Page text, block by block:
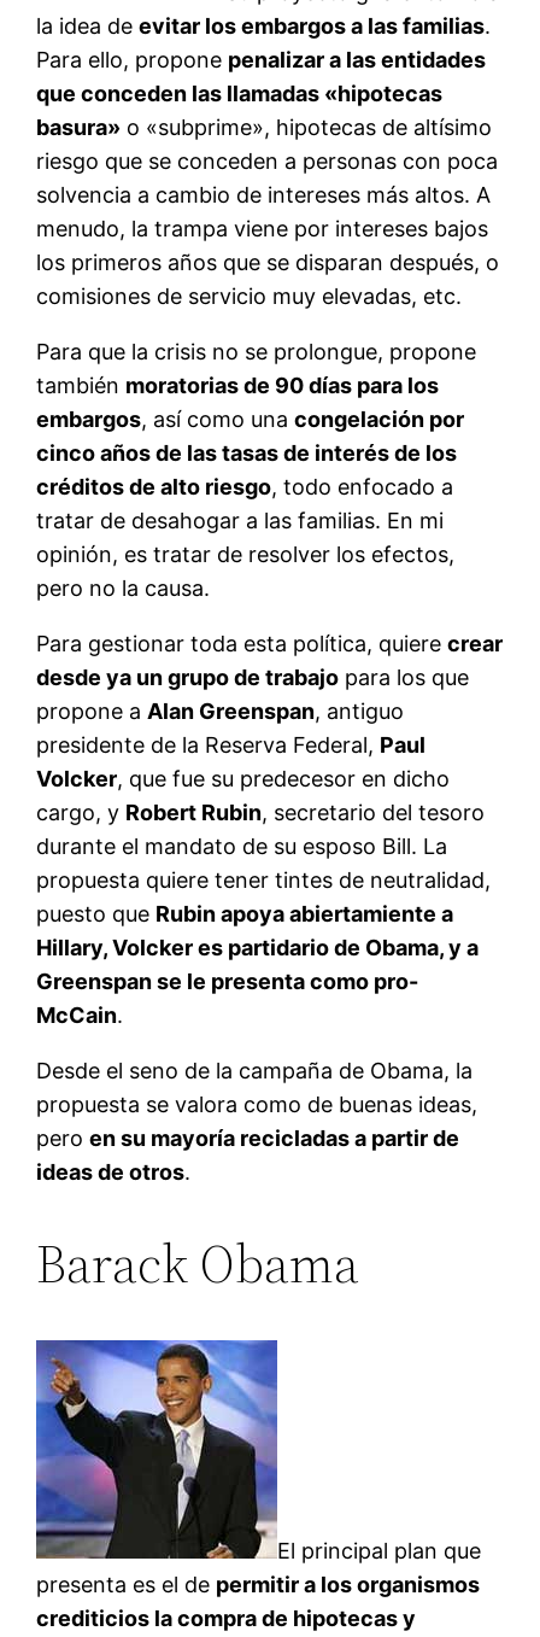
la idea deevitar los embargos a las familias.
Para ello, propone penalizar a las entidades
que conceden las llamadas «hipotecas
basura» o «subprime», hipotecas de altísimo
riesgo que se conceden a personas con poca
solvencia a cambio de intereses más altos. A
menudo, la trampa viene por intereses bajos
los primeros años que se disparan después, o
comisiones de servicio muy elevadas, etc.
Para que la crisis no se prolongue, propone
también moratorias de 90 días para los
embargos, así como unacongelación por
cinco años de las tasas de interés de los
créditos de alto riesgo, todo enfocado a
tratar de desahogar a las familias. En mi
opinión, es tratar de resolver los efectos,
pero no la causa.
Para gestionar toda esta política, quierecrear
desde ya un grupo de trabajo para los que
propone a Alan Greenspan, antiguo
presidente de la Reserva Federal, Paul
Volcker, que fue su predecesor en dicho
cargo, y Robert Rubin, secretario del tesoro
durante el mandato de su esposo Bill. La
propuesta quiere tener tintes de neutralidad,
puesto que Rubin apoya abiertamiente a
Hillary, Volcker es partidario de Obama, y a
Greenspan se le presenta como pro-
McCain.
Desde el seno de la campaña de Obama, la
propuesta se valora como de buenas ideas,
peroen su mayoría recicladas a partir de
ideas de otros.
Barack Obama
El principal plan que
presenta es el de permitir a los organismos
crediticios la compra de hipotecas y